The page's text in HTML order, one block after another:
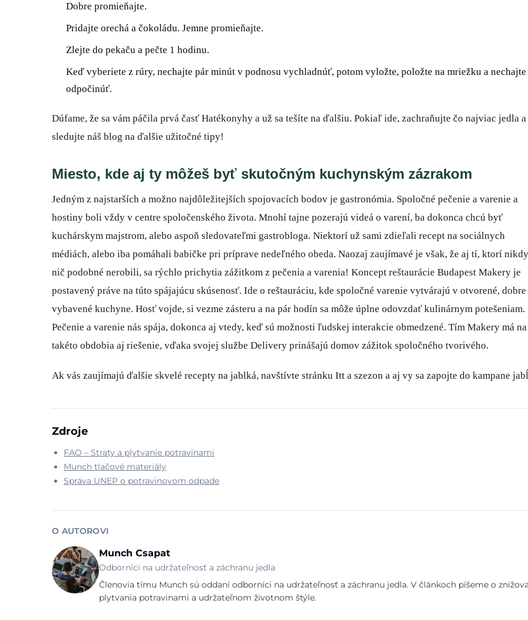
Dobre promieňajte.
Pridajte orechá a čokoládu. Jemne promieňajte.
Zlejte do pekaču a pečte 1 hodinu.
Keď vyberiete z rúry, nechajte pár minút v podnosu vychladnúť, potom vyložte, položte na mriežku a
odpočinúť.
Dúfame, že sa vám páčila prvá časť Hatékonyhy a už sa tešíte na ďalšiu. Pokiaľ ide, zachraňujte čo najviac jedla a
sledujte náš blog na ďalšie užitočné tipy!
Miesto, kde aj ty môžeš byť skutočným kuchynským zázrakom
Jedným z najstarších a možno najdôležitejších spojovacích bodov je gastronómia. Spoločné pečenie a varenie a
hostiny boli vždy v centre spoločenského života. Mnohí tajne pozerajú videá o varení, ba dokonca chcú byť
kuchárskym majstrom, alebo aspoň sledovateľmi gastrobloga. Niektorí už sami zdieľali recept na sociálnych
médiách, alebo iba pomáhali babičke pri príprave nedeľného obeda. Naozaj zaujímavé je však, že aj tí, ktorí nikdy
nič podobné nerobili, sa rýchlo prichytia zážitkom z pečenia a varenia! Koncept reštaurácie Budapest Makery je
postavený práve na túto spájajúcu skúsenosť. Ide o reštauráciu, kde spoločné varenie vytvárajú v otvorené, dobre
vybavené kuchyne. Hosť vojde, si vezme zásteru a na pár hodín sa môže úplne odovzdať kulinárnym potešeniam.
Pečenie a varenie nás spája, dokonca aj vtedy, keď sú možnosti ľudskej interakcie obmedzené. Tím Makery má na
takéto obdobia aj riešenie, vďaka svojej službe Delivery prinášajú domov zážitok spoločného tvorivého.
Ak vás zaujímajú ďalšie skvelé recepty na jablká, navštívte stránku Itt a szezon a aj vy sa zapojte do kampane
Zdroje
FAO – Straty a plytvanie potravinami
Munch tlačové materiály
Správa UNEP o potravinovom odpade
O AUTOROVI
Munch Csapat
Odborníci na udržateľnosť a záchranu jedla
Členovia tímu Munch sú oddaní odborníci na udržateľnosť a záchranu jedla. V článkoch píšeme o
plytvania potravinami a udržateľnom životnom štýle.